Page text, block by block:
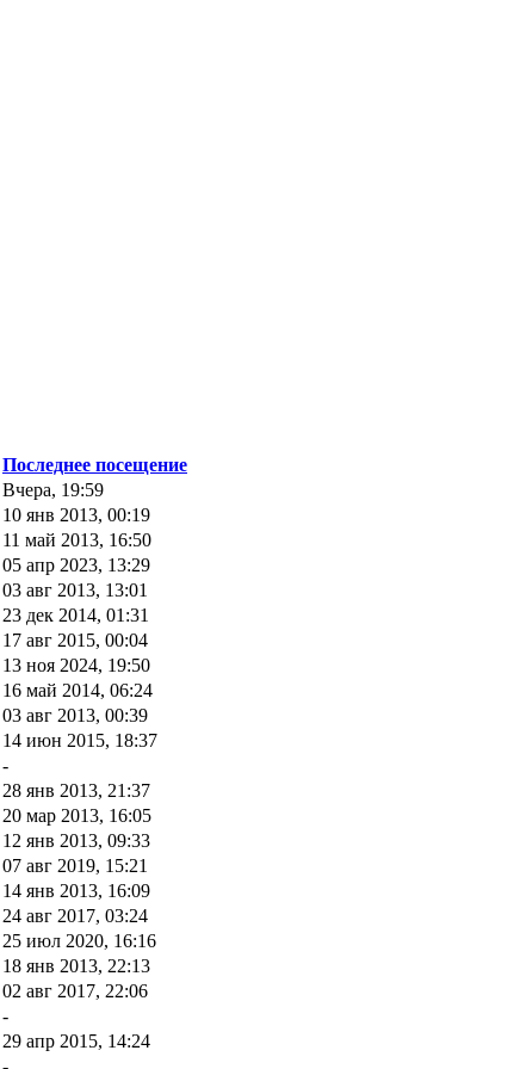
Последнее посещение
Вчера, 19:59
10 янв 2013, 00:19
11 май 2013, 16:50
05 апр 2023, 13:29
03 авг 2013, 13:01
23 дек 2014, 01:31
17 авг 2015, 00:04
13 ноя 2024, 19:50
16 май 2014, 06:24
03 авг 2013, 00:39
14 июн 2015, 18:37
-
28 янв 2013, 21:37
20 мар 2013, 16:05
12 янв 2013, 09:33
07 авг 2019, 15:21
14 янв 2013, 16:09
24 авг 2017, 03:24
25 июл 2020, 16:16
18 янв 2013, 22:13
02 авг 2017, 22:06
-
29 апр 2015, 14:24